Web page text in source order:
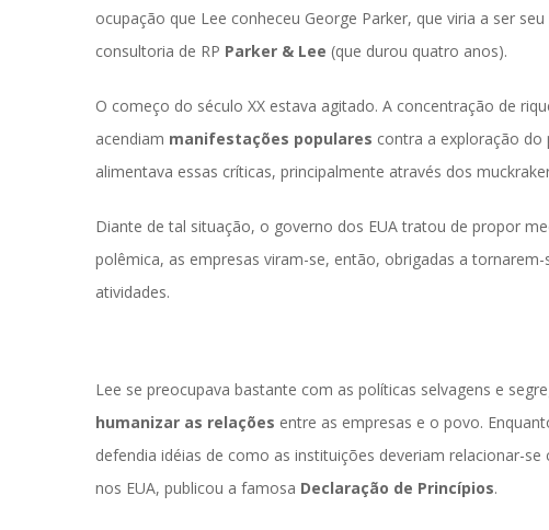
ocupação que Lee conheceu George Parker, que viria a ser
consultoria de RP Parker & Lee (que durou quatro anos).
O começo do século XX estava agitado. A concentração de
acendiam manifestações populare contra a exploração do
alimentava essas críticas, principalmente através dos
Diante de tal situação, o governo dos EUA tratou de propor
polêmica, as empresas viram-se, então, obrigadas a tornarem-
atividades.
Lee se preocupava bastante com as políticas selvagens e
humanizar as relaçõe entre as empresas e o povo.
defendia idéias de como as instituições deveriam relacionar-
nos EUA, publicou a famosa Declaração de Princípio.